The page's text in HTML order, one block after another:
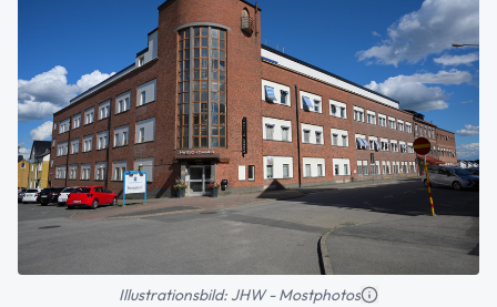
Illustrationsbild: JHW - Mostphotos